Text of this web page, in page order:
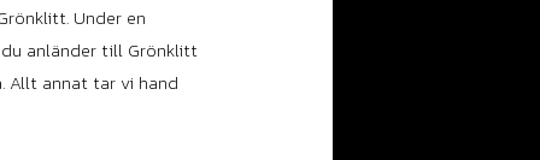
Under en
anländer till Grönklitt
Allt annat tar vi hand